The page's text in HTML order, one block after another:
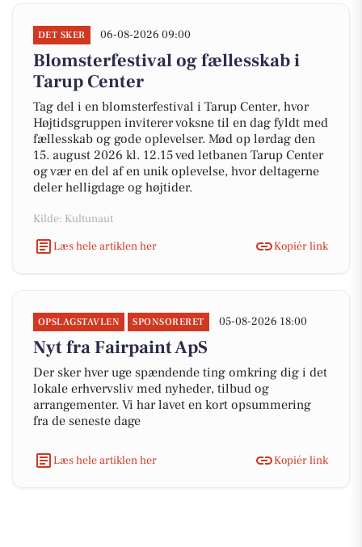
DET SKER 06-08-2026 09:00
Blomsterfestival og fællesskab i
Tarup Center
Tag del i en blomsterfestival i Tarup Center, hvor
Højtidsgruppen inviterer voksne til en dag fyldt med
fællesskab og gode oplevelser. Mød op lørdag den
15. august 2026 kl. 12.15 ved letbanen Tarup Center
og vær en del af en unik oplevelse, hvor deltagerne
deler helligdage og højtider.
Kilde: Kultunaut
Læs hele artiklen her
Kopiér link
OPSLAGSTAVLEN SPONSORERET 05-08-2026 18:00
Nyt fra Fairpaint ApS
Der sker hver uge spændende ting omkring dig i det
lokale erhvervsliv med nyheder, tilbud og
arrangementer. Vi har lavet en kort opsummering
fra de seneste dage
Læs hele artiklen her Kopiér link